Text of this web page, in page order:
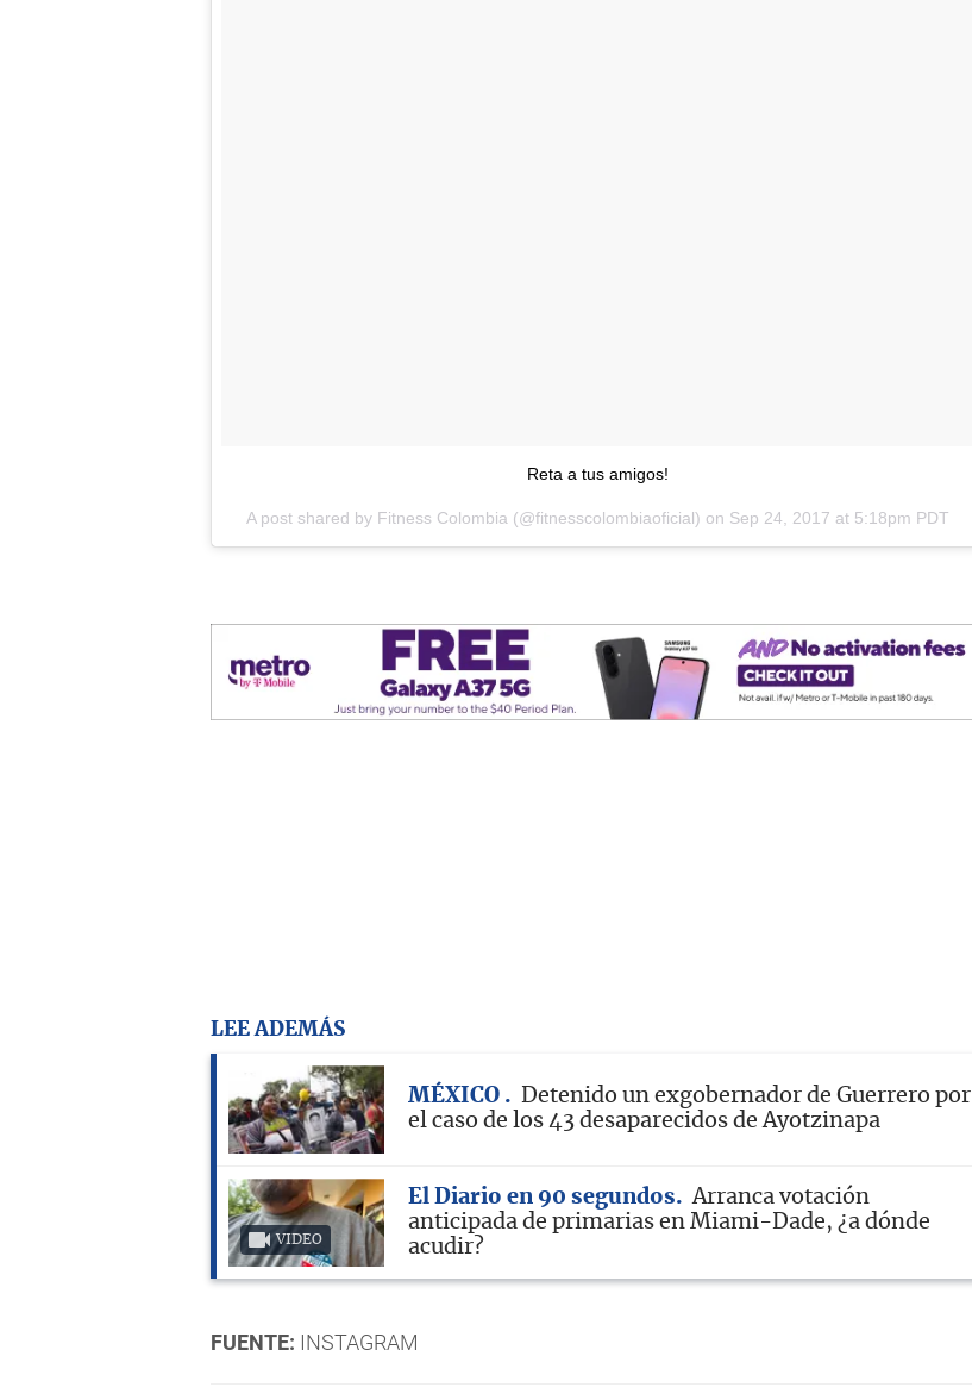
Reta a tus amigos!
A post shared by Fitness Colombia (@fitnesscolombiaoficial) on Sep 24, 2017 at 5:18pm PDT
LEE ADEMÁS
MÉXICO
Detenido un exgobernador de Guerrero por
el caso de los 43 desaparecidos de Ayotzinapa
VIDEO
El Diario en 90 segundos
Arranca votación
anticipada de primarias en Miami-Dade, ¿a dónde
acudir?
FUENTE: INSTAGRAM